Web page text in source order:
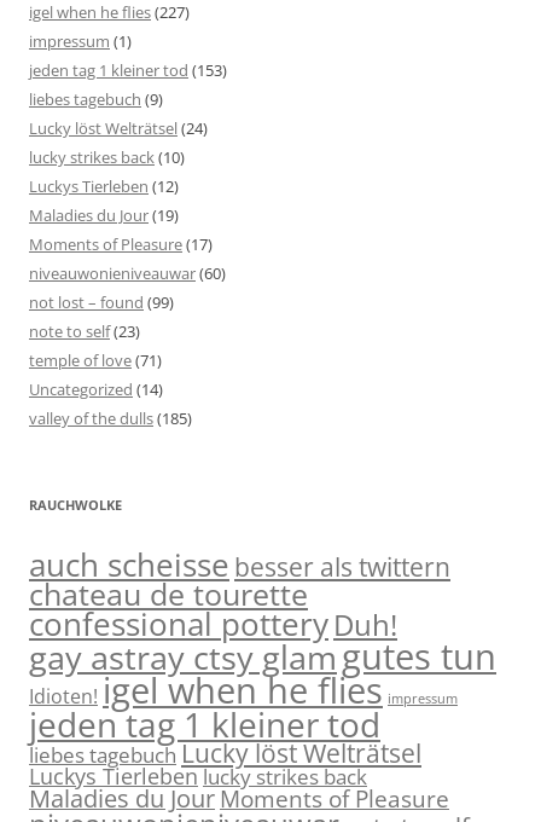
igel when he flies(227)
impressum (1)
jeden tag 1 kleiner tod (153)
liebes tagebuch (9)
Lucky löst Welträtsel(24)
lucky strikes back(10)
Luckys Tierleben (12)
Maladies du Jour(19)
Moments of Pleasure(17)
niveauwonieniveauwar(60)
not lost – found (99)
note to self(23)
temple of love(71)
Uncategorized (14)
valley of the dulls(185)
RAUCHWOLKE
auch scheisse besser als twittern
chateau de tourette
confessional potteryDuh!
gay astray ctsy glamgutes tun
Idioten! igel when he flies impressum
jeden tag 1 kleiner tod
liebes tagebuch Lucky löst Welträtsel
Luckys Tierlebenlucky strikes back
Maladies du Jour Moments of Pleasure